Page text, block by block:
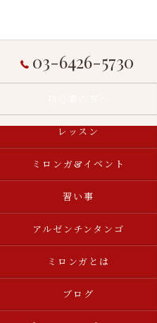
03-6426-5730
レッスン
ミロンガ&イベント
習い事
アルゼンチンタンゴ
ミロンガとは
ブログ